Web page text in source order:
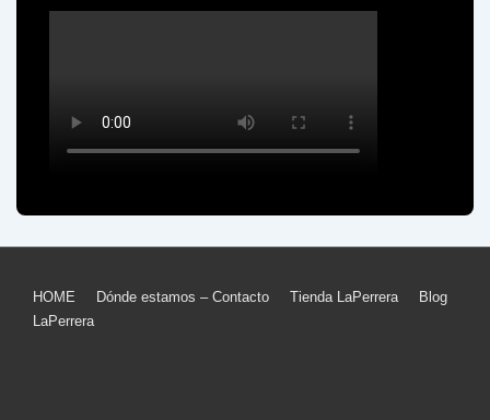
Menú
HOME Dónde estamos – Contacto Tienda LaPerrera
Blog
LaPerrera